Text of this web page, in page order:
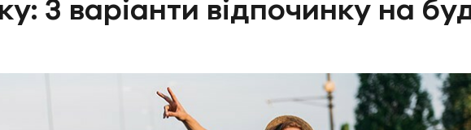
3 варіанти відпочинку на